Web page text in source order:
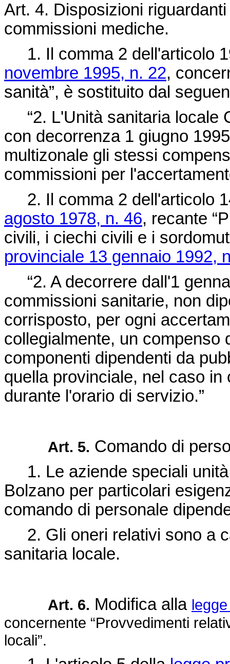
Art. 4. Disposizioni
commissioni mediche.
1. Il comma 2 dell'articolo
novembre 1995, n. 22,
sanità”, è sostituito dal
“2. L'Unità sanitaria locale
con decorrenza 1 giugno
multizonale gli stessi
commissioni per
2. Il comma 2 dell'articolo
agosto 1978, n. 46, recante
civili, i ciechi civili e i
provinciale 13 gennaio 1992,
“2. A decorrere dall'1
commissioni sanitarie, non
corrisposto, per ogni
collegialmente, un compenso
componenti dipendenti da
quella provinciale, nel caso
durante l'orario di servizio.”
Art. 5. Comando di
1. Le aziende speciali unità
Bolzano per particolari
comando di personale
2. Gli oneri relativi sono a
sanitaria locale.
Art. 6. Modifica alla
concernente “Provvedimenti
locali”.